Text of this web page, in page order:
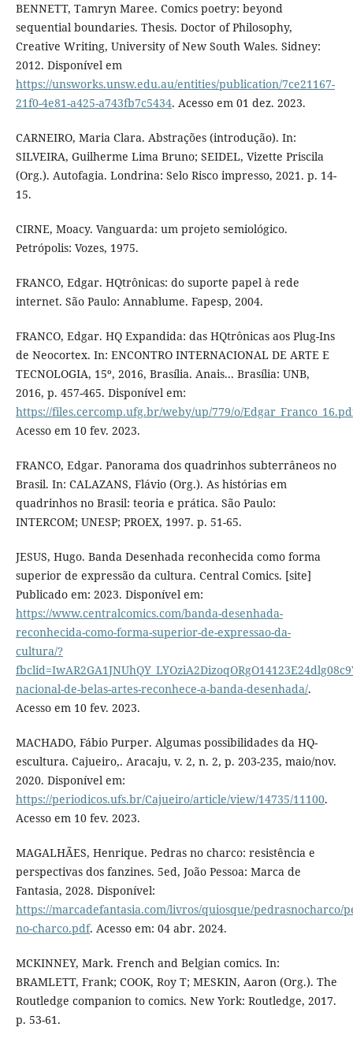
BENNETT, Tamryn Maree. Comics poetry: beyond
sequential boundaries. Thesis. Doctor of Philosophy,
Creative Writing, University of New South Wales. Sidney:
2012. Disponível em
https://unsworks.unsw.edu.au/entities/publication/7ce21167-
21f0-4e81-a425-a743fb7c5434. Acesso em 01 dez. 2023.
CARNEIRO, Maria Clara. Abstrações (introdução). In:
SILVEIRA, Guilherme Lima Bruno; SEIDEL, Vizette Priscila
(Org.). Autofagia. Londrina: Selo Risco impresso, 2021. p. 14-
15.
CIRNE, Moacy. Vanguarda: um projeto semiológico.
Petrópolis: Vozes, 1975.
FRANCO, Edgar. HQtrônicas: do suporte papel à rede
internet. São Paulo: Annablume. Fapesp, 2004.
FRANCO, Edgar. HQ Expandida: das HQtrônicas aos Plug-Ins
de Neocortex. In: ENCONTRO INTERNACIONAL DE ARTE E
TECNOLOGIA, 15º, 2016, Brasília. Anais... Brasília: UNB,
2016, p. 457-465. Disponível em:
https://files.cercomp.ufg.br/weby/up/779/o/
Acesso em 10 fev. 2023.
FRANCO, Edgar. Panorama dos quadrinhos subterrâneos no
Brasil. In: CALAZANS, Flávio (Org.). As histórias em
quadrinhos no Brasil: teoria e prática. São Paulo:
INTERCOM; UNESP; PROEX, 1997. p. 51-65.
JESUS, Hugo. Banda Desenhada reconhecida como forma
superior de expressão da cultura. Central Comics. [site]
Publicado em: 2023. Disponível em:
https://www.centralcomics.com/banda-desenhada-
reconhecida-como-forma-superior-de-expressao-da-
cultura/?
nacional-de-belas-artes-reconhece-a-banda-desenhada/.
Acesso em 10 fev. 2023.
MACHADO, Fábio Purper. Algumas possibilidades da HQ-
escultura. Cajueiro,. Aracaju, v. 2, n. 2, p. 203-235, maio/nov.
2020. Disponível em:
https://periodicos.ufs.br/Cajueiro/article/view/14735/11100.
Acesso em 10 fev. 2023.
MAGALHÃES, Henrique. Pedras no charco: resistência e
perspectivas dos fanzines. 5ed, João Pessoa: Marca de
Fantasia, 2028. Disponível:
https://marcadefantasia.com/livros/quiosque/pedrasnocharco/
no-charco.pdf. Acesso em: 04 abr. 2024.
MCKINNEY, Mark. French and Belgian comics. In:
BRAMLETT, Frank; COOK, Roy T; MESKIN, Aaron (Org.). The
Routledge companion to comics. New York: Routledge, 2017.
p. 53-61.